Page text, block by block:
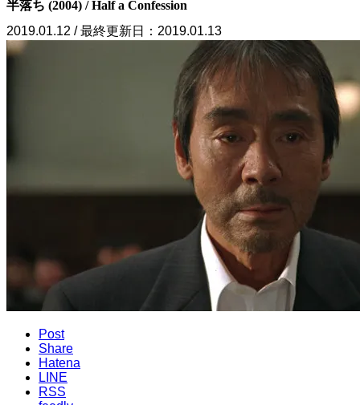
半落ち (2004) / Half a Confession
2019.01.12 / 最終更新日：2019.01.13
Post
Share
Hatena
LINE
RSS